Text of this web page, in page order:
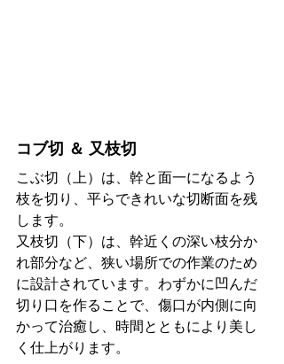
コブ切 ＆ 又枝切
こぶ切（上）は、幹と面一になるよう
枝を切り、平らできれいな切断面を残
します。
又枝切（下）は、幹近くの深い枝分か
れ部分など、狭い場所での作業のため
に設計されています。わずかに凹んだ
切り口を作ることで、傷口が内側に向
かって治癒し、時間とともにより美し
く仕上がります。